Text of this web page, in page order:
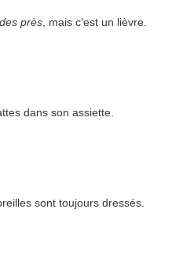
près , mais c'est un lièvre.
dans son assiette.
sont toujours dressés.